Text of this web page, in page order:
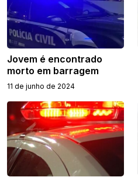
Jovem é encontrado
morto em barragem
11 de junho de 2024